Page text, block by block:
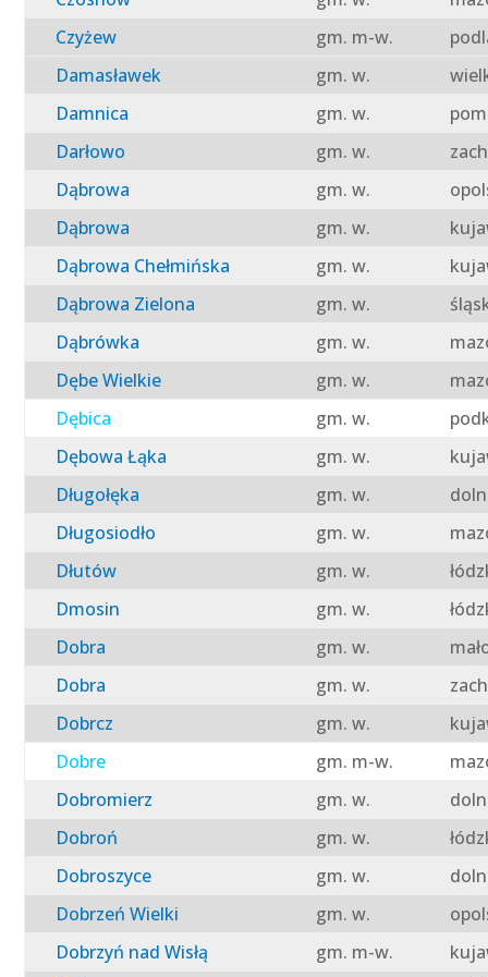
Czyżew
gm. m-w.
Damasławek
gm. w.
Damnica
gm. w.
Darłowo
gm. w.
Dąbrowa
gm. w.
Dąbrowa
gm. w.
Dąbrowa Chełmińska
gm. w.
Dąbrowa Zielona
gm. w.
Dąbrówka
gm. w.
Dębe Wielkie
gm. w.
Dębica
gm. w.
Dębowa Łąka
gm. w.
Długołęka
gm. w.
Długosiodło
gm. w.
Dłutów
gm. w.
Dmosin
gm. w.
Dobra
gm. w.
Dobra
gm. w.
Dobrcz
gm. w.
Dobre
gm. m-w.
Dobromierz
gm. w.
Dobroń
gm. w.
Dobroszyce
gm. w.
Dobrzeń Wielki
gm. w.
Dobrzyń nad Wisłą
gm. m-w.